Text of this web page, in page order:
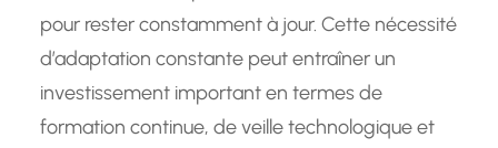
pour rester constamment à jour. Cette nécessité
d’adaptation constante peut entraîner un
investissement important en termes de
formation continue, de veille technologique et